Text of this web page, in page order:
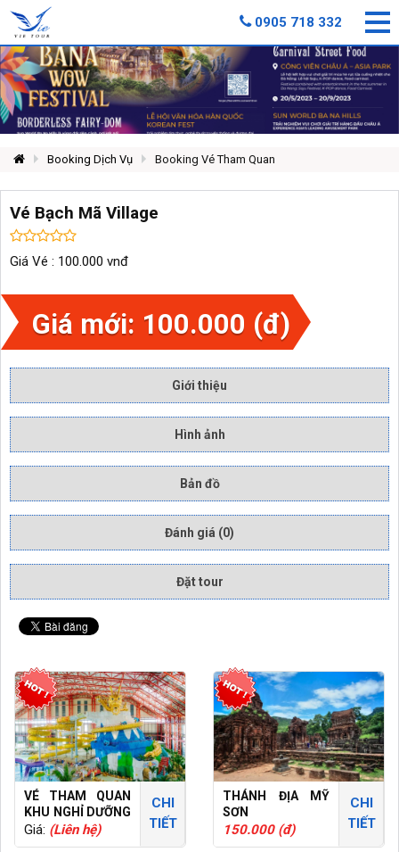
Booking Dịch Vụ Booking Vé Tham Quan
Vé Bạch Mã Village
Giá Vé : 100.000 vnđ
Giá mới: 100.000 (đ)
Giới thiệu
Hình ảnh
Bản đồ
Đánh giá (0)
Đặt tour
VÉ THAM QUAN
KHU NGHỈ DƯỠNG
VÀ SPA MIKAZUKI
NHẬT BẢN
Giá: (Liên hệ)
CHI
TIẾT
THÁNH ĐỊA MỸ
SƠN
150.000 (đ)
CHI
TIẾT
0905 718 332